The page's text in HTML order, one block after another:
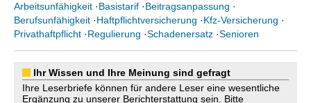
Arbeitsunfähigkeit ·Basistarif ·Beitragsanpassung ·
Berufsunfähigkeit ·Haftpflichtversicherung ·Kfz-Versicherung ·
Privathaftpflicht ·Regulierung ·Schadenersatz ·Senioren
Ihr Wissen und Ihre Meinung sind gefragt
Ihre Leserbriefe können für andere Leser eine wesentliche
Ergänzung zu unserer Berichterstattung sein. Bitte